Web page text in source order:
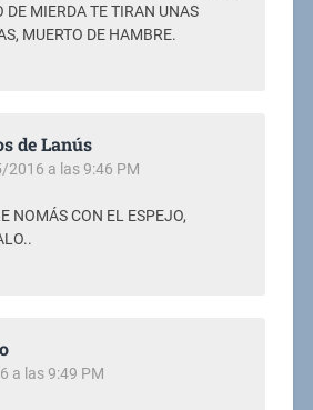
DE MIERDA TE TIRAN UNAS
MUERTO DE HAMBRE.
de Lanús
2016 a las 9:46 PM
NOMÁS CON EL ESPEJO,
a las 9:49 PM